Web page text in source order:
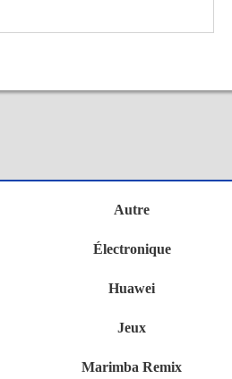
Autre
Électronique
Huawei
Jeux
Marimba Remix